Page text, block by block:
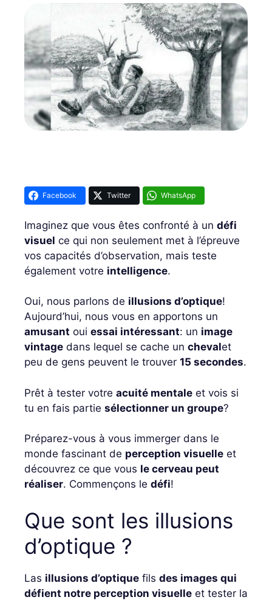
Facebook Twitter WhatsApp
Imaginez que vous êtes confronté à un défi
visuel ce qui non seulement met à l’épreuve
vos capacités d’observation, mais teste
également votre intelligence.
Oui, nous parlons de illusions d’optique!
Aujourd’hui, nous vous en apportons un
amusant oui essai intéressant: un image
vintage dans lequel se cache un chevalet
peu de gens peuvent le trouver 15 secondes.
Prêt à tester votre acuité mentale et vois si
tu en fais partie sélectionner un groupe?
Préparez-vous à vous immerger dans le
monde fascinant de perception visuelle et
découvrez ce que vous le cerveau peut
réaliser. Commençons le défi!
Que sont les illusions
d’optique ?
Las illusions d’optique fils des images qui
défient notre perception visuelle et tester la